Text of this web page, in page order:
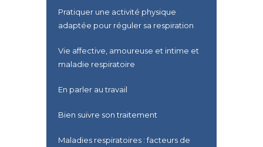
Pratiquer une activité physique
adaptée pour réguler sa respiration
Vie affective, amoureuse et intime et
maladie respiratoire
En parler au travail
Bien suivre son traitement
Maladies respiratoires : facteurs de